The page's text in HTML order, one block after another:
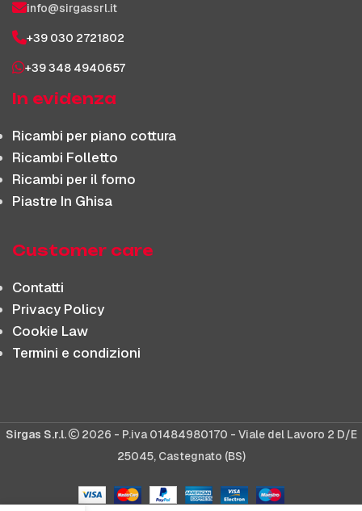
info@sirgassrl.it
+39 030 2721802
+39 348 4940657
In evidenza
Ricambi per piano cottura
Ricambi Folletto
Ricambi per il forno
Piastre In Ghisa
Customer care
Contatti
Privacy Policy
Cookie Law
Termini e condizioni
Sirgas S.r.l.
2026 - P.iva 01484980170 - Viale del Lavoro 2 D/E
25045, Castegnato (BS)